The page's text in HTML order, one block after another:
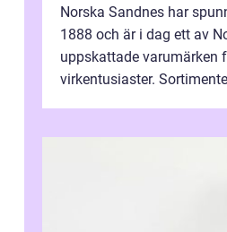
Norska Sandnes har
1888 och är i dag ett av
uppskattade varumärken
virkentusiaster.